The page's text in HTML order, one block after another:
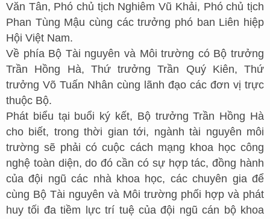
Văn Tân, Phó chủ tịch Nghiêm Vũ Khải, Phó chủ tịch
Phan Tùng Mậu cùng các trưởng phó ban Liên hiệp
Hội Việt Nam.
Về phía Bộ Tài nguyên và Môi trường có Bộ trưởng
Trần Hồng Hà, Thứ trưởng Trần Quý Kiên, Thứ
trưởng Võ Tuấn Nhân cùng lãnh đạo các đơn vị trực
thuộc Bộ.
Phát biểu tại buổi ký kết, Bộ trưởng Trần Hồng Hà
cho biết, trong thời gian tới, ngành tài nguyên môi
trường sẽ phải có cuộc cách mạng khoa học công
nghệ toàn diện, do đó cần có sự hợp tác, đồng hành
của đội ngũ các nhà khoa học, các chuyên gia để
cùng Bộ Tài nguyên và Môi trường phối hợp và phát
huy tối đa tiềm lực trí tuệ của đội ngũ cán bộ khoa